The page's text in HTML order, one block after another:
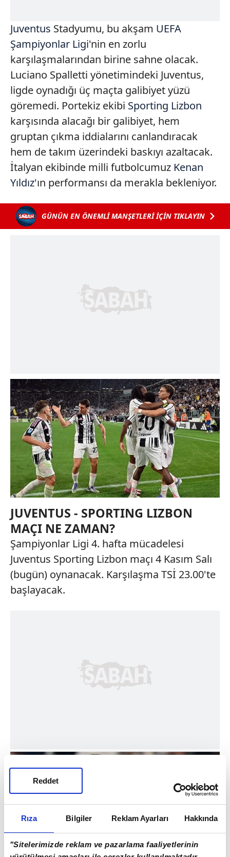
Rıza Bilgiler Reklam Ayarları Hakkında
"Sitelerimizde reklam ve pazarlama faaliyetlerinin
Reddet
Juventus Stadyumu, bu akşam UEFA
Şampiyonlar Ligi'nin en zorlu
karşılaşmalarından birine sahne olacak.
Luciano Spalletti yönetimindeki Juventus,
ligde oynadığı üç maçta galibiyet yüzü
göremedi. Portekiz ekibi Sporting Lizbon
karşısında alacağı bir galibiyet, hem
gruptan çıkma iddialarını canlandıracak
hem de takım üzerindeki baskıyı azaltacak.
İtalyan ekibinde milli futbolcumuz Kenan
Yıldız'ın performansı da merakla bekleniyor.
GÜNÜN EN ÖNEMLİ MANŞETLERİ İÇİN TIKLAYIN
JUVENTUS - SPORTING LIZBON
MAÇI NE ZAMAN?
Şampiyonlar Ligi 4. hafta mücadelesi
Juventus Sporting Lizbon maçı 4 Kasım Salı
(bugün) oynanacak. Karşılaşma TSİ 23.00'te
başlayacak.